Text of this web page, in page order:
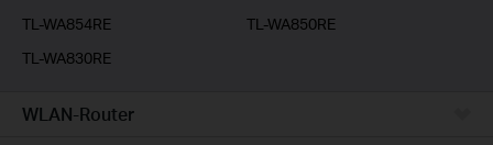
TL-WA854RE
TL-WA850RE
TL-WA830RE
WLAN-Router